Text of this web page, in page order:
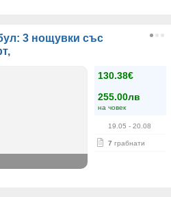
3 нощувки със
130.38€
255.00лв
на човек
19.05 - 20.08
7 грабнати